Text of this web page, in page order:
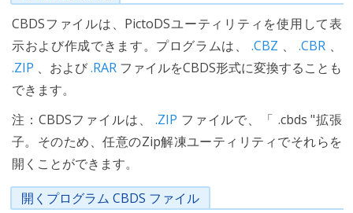
CBDSファイルは、PictoDSユーティリティを使用して表
示および作成できます。プログラムは、.CBZ 、.CBR 、
.ZIP 、および.RAR ファイルをCBDS形式に変換することも
できます。
注：CBDSファイルは、.ZIP ファイルで、「 .cbds "拡張
子。そのため、任意のZip解凍ユーティリティでそれらを
開くことができます。
開くプログラム CBDS ファイル